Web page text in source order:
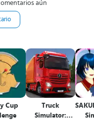
aún
Cup
Truck
Simulator: